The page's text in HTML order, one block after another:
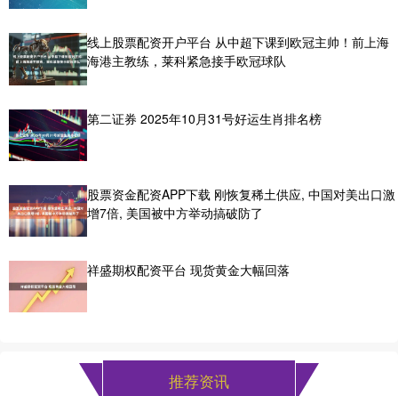
线上股票配资开户平台 从中超下课到欧冠主帅！前上海
海港主教练，莱科紧急接手欧冠球队
第二证券 2025年10月31号好运生肖排名榜
股票资金配资APP下载 刚恢复稀土供应, 中国对美出口激
增7倍, 美国被中方举动搞破防了
祥盛期权配资平台 现货黄金大幅回落
推荐资讯